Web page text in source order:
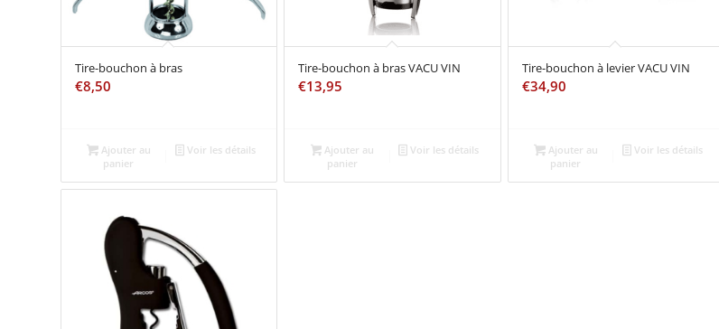
Tire-bouchon à bras
€8,50
Ajouter au
panier
Voir les détails
Tire-bouchon à bras VACU VIN
€13,95
Ajouter au
panier
Voir les détails
Tire-bouchon à levier VACU VIN
€34,90
Ajouter au
panier
Voir les détails